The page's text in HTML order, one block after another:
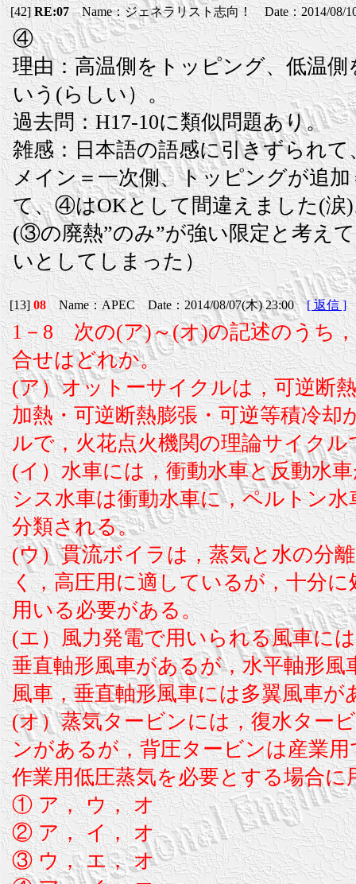
[42]RE:07 Name：ジェネラリスト志向！ Date：2014/08/
④
理由：高温側をトッピング、低温
いう(らしい）。
過去問：H17-10に類似問題あり。
雑感：日本語の語感に引きずられ
メイン＝一次側、トッピングが追
て、④はOKとして間違えました(涙
(③の廃熱”のみ”が強い限定と考え
いとしてしまった）
[13]08Name：APEC Date：2014/08/07(木) 23:00[ 返信 ]
1－8 次の(ア)～(オ)の記述のうち
合せはどれか。
(ア）オットーサイクルは，可逆断
加熱・可逆断熱膨張・可逆等積冷却
ルで，火花点火機関の理論サイクル
(イ）水車には，衝動水車と反動水
シス水車は衝動水車に，ペルトン水
分類される。
(ウ）貫流ボイラは，蒸気と水の分
く，高圧用に適しているが，十分
用いる必要がある。
(エ）風力発電で用いられる風車に
垂直軸形風車があるが，水平軸形風
風車，垂直軸形風車には多翼風車が
(オ）蒸気タービンには，復水ター
ンがあるが，背圧タービンは産業
作業用低圧蒸気を必要とする場合に
① ア， ウ， オ
② ア， イ， オ
③ ウ， エ， オ